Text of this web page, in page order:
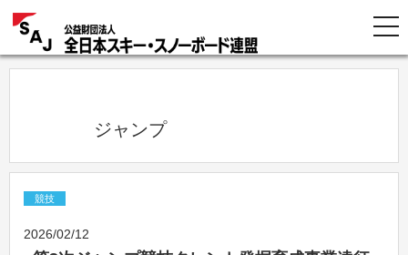
            ジャンプ
競技
2026/02/12